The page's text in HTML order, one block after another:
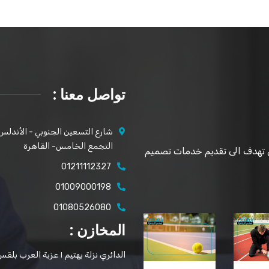
تهدف الى تقديم خدمات تصميم
تواصل معنا :
شارع التسعين الجنوبي - الأندلس ٢/٢ رقم
التجمع الخامس- القاهرة
01211112327
01009000198
01080526080
المخازن :
الدائري نزلة بهتيم ١ عزبة العرب بلقس